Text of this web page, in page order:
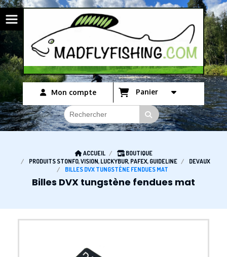
Mon compte Panier
ACCUEIL
BOUTIQUE
PRODUITS STONFO, VISION, LUCKYBUR, PAFEX, GUIDELINE
DEVAUX
BILLES DVX TUNGSTÈNE FENDUES MAT
Billes DVX tungstène fendues mat
Panneau de gestion des cookies